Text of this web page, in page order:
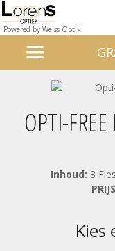
Powered by Weiss Optik
OPTI-
Inhoud: 3